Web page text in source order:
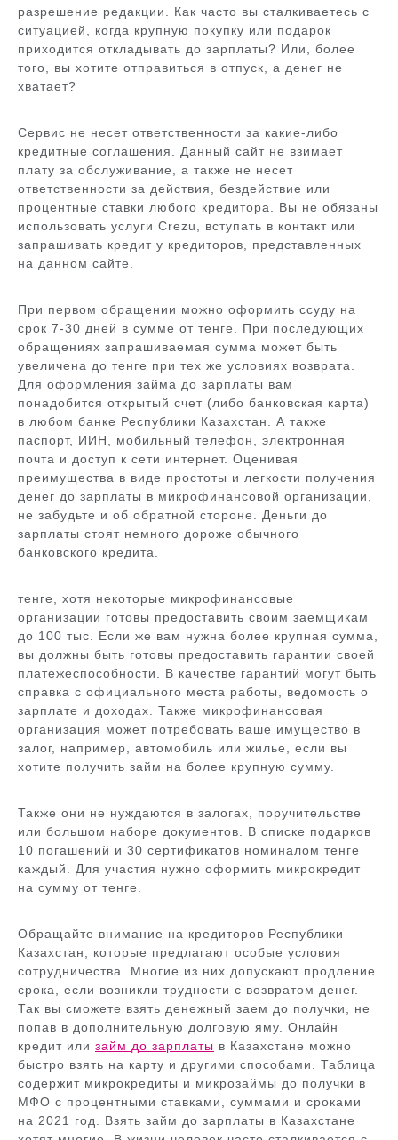
разрешение редакции. Как часто вы сталкиваетесь с
ситуацией, когда крупную покупку или подарок
приходится откладывать до зарплаты? Или, более
того, вы хотите отправиться в отпуск, а денег не
хватает?
Сервис не несет ответственности за какие-либо
кредитные соглашения. Данный сайт не взимает
плату за обслуживание, а также не несет
ответственности за действия, бездействие или
процентные ставки любого кредитора. Вы не обязаны
использовать услуги Crezu, вступать в контакт или
запрашивать кредит у кредиторов, представленных
на данном сайте.
При первом обращении можно оформить ссуду на
срок 7-30 дней в сумме от тенге. При последующих
обращениях запрашиваемая сумма может быть
увеличена до тенге при тех же условиях возврата.
Для оформления займа до зарплаты вам
понадобится открытый счет (либо банковская карта)
в любом банке Республики Казахстан. А также
паспорт, ИИН, мобильный телефон, электронная
почта и доступ к сети интернет. Оценивая
преимущества в виде простоты и легкости получения
денег до зарплаты в микрофинансовой организации,
не забудьте и об обратной стороне. Деньги до
зарплаты стоят немного дороже обычного
банковского кредита.
тенге, хотя некоторые микрофинансовые
организации готовы предоставить своим заемщикам
до 100 тыс. Если же вам нужна более крупная сумма,
вы должны быть готовы предоставить гарантии своей
платежеспособности. В качестве гарантий могут быть
справка с официального места работы, ведомость о
зарплате и доходах. Также микрофинансовая
организация может потребовать ваше имущество в
залог, например, автомобиль или жилье, если вы
хотите получить займ на более крупную сумму.
Также они не нуждаются в залогах, поручительстве
или большом наборе документов. В списке подарков
10 погашений и 30 сертификатов номиналом тенге
каждый. Для участия нужно оформить микрокредит
на сумму от тенге.
Обращайте внимание на кредиторов Республики
Казахстан, которые предлагают особые условия
сотрудничества. Многие из них допускают продление
срока, если возникли трудности с возвратом денег.
Так вы сможете взять денежный заем до получки, не
попав в дополнительную долговую яму. Онлайн
кредит или займ до зарплаты в Казахстане можно
быстро взять на карту и другими способами. Таблица
содержит микрокредиты и микрозаймы до получки в
МФО с процентными ставками, суммами и сроками
на 2021 год. Взять займ до зарплаты в Казахстане